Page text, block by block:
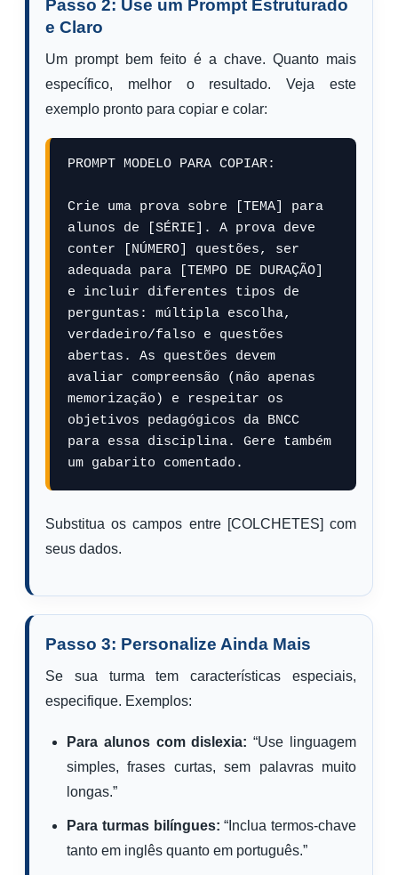
Passo 2: Use um Prompt Estruturado
e Claro
Um prompt bem feito é a chave. Quanto mais
específico, melhor o resultado. Veja este
exemplo pronto para copiar e colar:
PROMPT MODELO PARA COPIAR:
Crie uma prova sobre [TEMA] para
alunos de [SÉRIE]. A prova deve
conter [NÚMERO] questões, ser
adequada para [TEMPO DE DURAÇÃO]
e incluir diferentes tipos de
perguntas: múltipla escolha,
verdadeiro/falso e questões
abertas. As questões devem
avaliar compreensão (não apenas
memorização) e respeitar os
objetivos pedagógicos da BNCC
para essa disciplina. Gere também
um gabarito comentado.
Substitua os campos entre [COLCHETES] com
seus dados.
Passo 3: Personalize Ainda Mais
Se sua turma tem características especiais,
especifique. Exemplos:
Para alunos com dislexia: “Use linguagem
simples, frases curtas, sem palavras muito
longas.”
Para turmas bilíngues: “Inclua termos-chave
tanto em inglês quanto em português.”